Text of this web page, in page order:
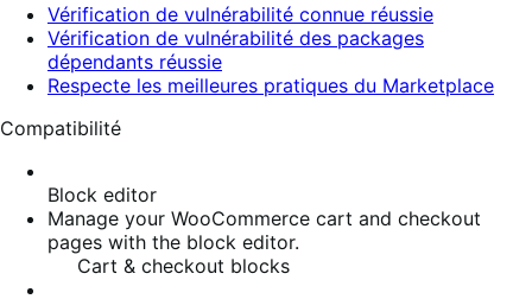
Vérification de vulnérabilité connue réussie
Vérification de vulnérabilité des packages
dépendants réussie
Respecte les meilleures pratiques du Marketplace
Compatibilité
Block editor
Manage your WooCommerce cart and checkout
pages with the block editor.
Cart & checkout blocks